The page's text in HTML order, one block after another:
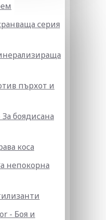
серия
пърхот и
боядисана
коса
непокорна
- Боя и